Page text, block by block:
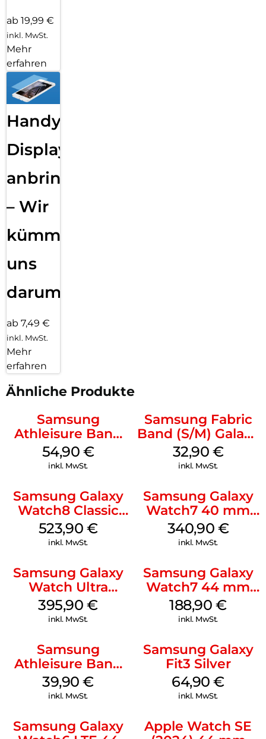
ab 19,99 €
inkl. MwSt.
Mehr
erfahren
Handy
Displayfolie
anbringen
– Wir
kümmern
uns
darum!
ab 7,49 €
inkl. MwSt.
Mehr
erfahren
Ähnliche Produkte
Samsung
Athleisure Band
(S/M) Galaxy
Watch8/Watch8
54,90 €
inkl. MwSt.
Samsung Fabric
Band (S/M) Galaxy
Watch8/Watch8
Classic Red
32,90 €
inkl. MwSt.
Samsung Galaxy
Watch8 Classic
Black
523,90 €
inkl. MwSt.
Samsung Galaxy
Watch7 40 mm
Green
340,90 €
inkl. MwSt.
Samsung Galaxy
Watch Ultra
Titanium Gray
395,90€
inkl. MwSt.
Samsung Galaxy
Watch7 44 mm
Green
188,90€
inkl. MwSt.
Samsung
Athleisure Band
M/L Galaxy
Watch7 Silver
39,90€
inkl. MwSt.
Samsung Galaxy
Fit3 Silver
64,90€
inkl. MwSt.
Samsung Galaxy
Apple Watch SE